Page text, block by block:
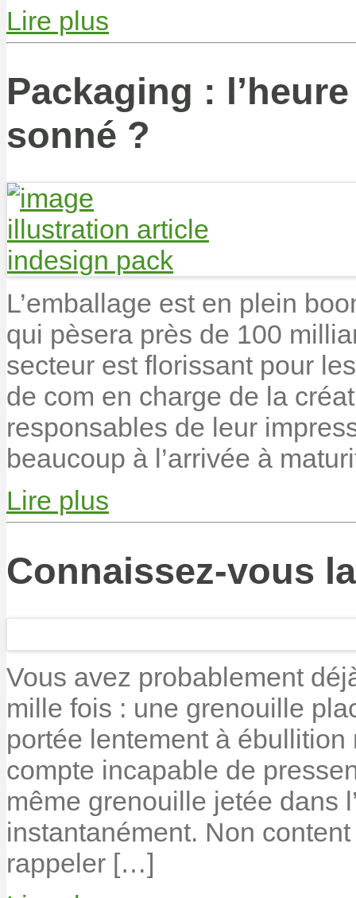
Lire plus
Packaging :
sonné ?
L’emballage est en plein
qui pèsera près de 100
secteur est florissant pour
de com en charge de la
responsables de leur
beaucoup à l’arrivée à
Lire plus
Connaissez-vous
Vous avez probablement
mille fois : une grenouille
portée lentement à ébullition
compte incapable de
même grenouille jetée dans
instantanément. Non
rappeler […]